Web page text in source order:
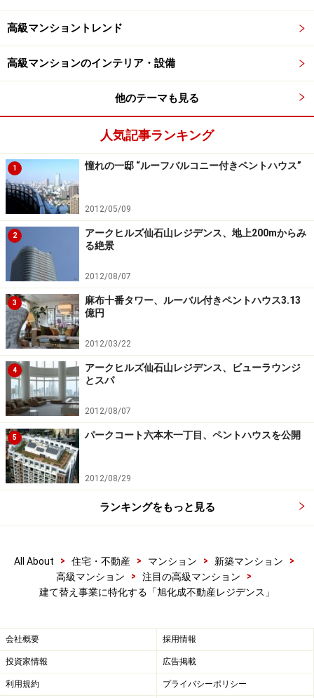
を商品企画にいかす技法に長けている。「二世帯住宅」
「三階建て一戸建て」「ペットと暮らす」などは誰でも
一度は耳にした、あるいは住宅街で見かけたことがある
のでは。
（プラスネスト）。ネストは「巣」という意味。子育て
環境を意識した間取り設計、設備改良を具現化したアイ
デアの集大成である。
「アトラス池尻レジデンス」に導入されるものでいえ
ば、家族で囲めて収納力もあるペニンシュラキッチンや
室内物干しのシーリングフックなど。事前予約制で見学
できるモデルルームでは、その使い勝手を体感できる。
とくにダイニング側一面に収納棚が設けられた奥行95cm
のキッチンは必見である。
用地買収をしないマンションデベロッパー
隣り合う2棟のマンションを一体に建て替えた「アトラスタ
ワー六本木」
マンションデベロッパーとしての旭化成不動産レジデン
スのその最たる特徴は、用地買収をせず、建て替え事業
ルメゾンで培った土地所有者に対するソリューション技
術の活用が背景にある。
深刻なのが、旧耐震の建物である。解決の実行が容易で
ない課題に対し、同社が持てる知識と実績は、関係する
役所との折衝にはじまり、区分所有者間の合意形成にお
高級マンショントレンド
高級マンションのインテリア・設備
他のテーマも見る
人気記事ランキング
1 憧れの一邸 “ルーフバルコニー付きペントハウス”
2012/05/09
2
アークヒルズ仙石山レジデンス、地上200mからみ
る絶景
2012/08/07
3
麻布十番タワー、ルーバル付きペントハウス3.13
億円
2012/03/22
4
アークヒルズ仙石山レジデンス、ビューラウンジ
とスパ
2012/08/07
5 パークコート六本木一丁目、ペントハウスを公開
2012/08/29
ランキングをもっと見る
All About > 住宅・不動産 > マンション > 新築マンション
>
高級マンション
> 注目の高級マンション
>
建て替え事業に特化する「旭化成不動産レジデンス」
会社概要 採用情報
投資家情報 広告掲載
利用規約 プライバシーポリシー